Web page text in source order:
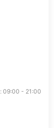
09:00 - 21:00